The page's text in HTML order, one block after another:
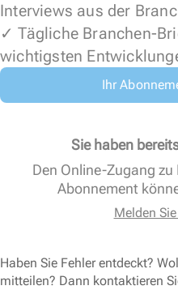
Interviews aus der
✓ Tägliche Branchen-
wichtigsten
Ihr
Sie haben
Den Online-Zugang
Abonnement
Melden
Haben Sie Fehler entdeckt?
mitteilen? Dann kontaktieren